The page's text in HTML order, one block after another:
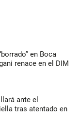
en Boca
renace en el DIM
ante el
tras atentado en